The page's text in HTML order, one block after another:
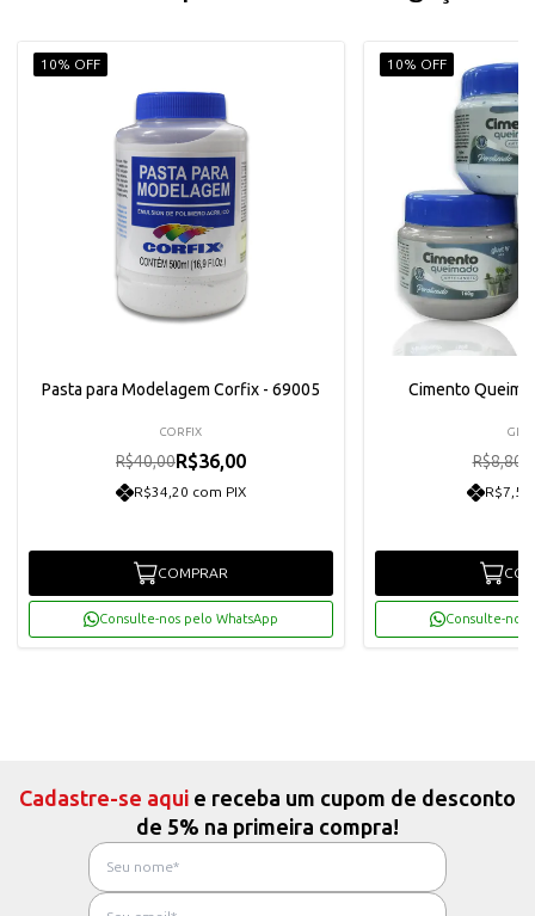
10% OFF
Pasta para Modelagem Corfix - 69005
CORFIX
R$40,00R$36,00
R$34,20 com PIX
COMPRAR
Consulte-nos pelo WhatsApp
10% OFF
Cimento
R$8,80
R$7,52
Consulte-nos
Cadastre-se aqui e receba um cupom de desconto
de 5% na primeira compra!